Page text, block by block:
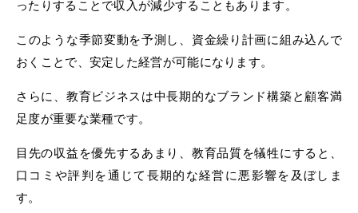
ったりすることで収入が減少することもあります。
このような季節変動を予測し、資金繰り計画に組み込んで
おくことで、安定した経営が可能になります。
さらに、教育ビジネスは中長期的なブランド構築と顧客満
足度が重要な業種です。
目先の収益を優先するあまり、教育品質を犠牲にすると、
口コミや評判を通じて長期的な経営に悪影響を及ぼしま
す。